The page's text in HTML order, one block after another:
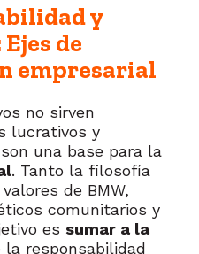
y
de
empresarial
no sirven
lucrativos y
una base para la
. Tanto la filosofía
de BMW,
comunitarios y
es sumar a la
la responsabilidad